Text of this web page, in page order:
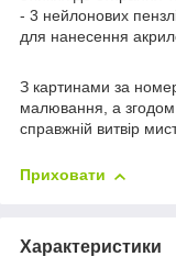
- 3 нейлонових
для нанесення
З картинами за
малювання, а
справжній витвір
Приховати
Характеристики